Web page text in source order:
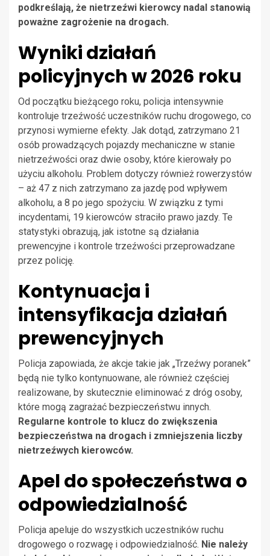
podkreślają, że nietrzeźwi kierowcy nadal stanowią
poważne zagrożenie na drogach.
Wyniki działań
policyjnych w 2026 roku
Od początku bieżącego roku, policja intensywnie
kontroluje trzeźwość uczestników ruchu drogowego, co
przynosi wymierne efekty. Jak dotąd, zatrzymano 21
osób prowadzących pojazdy mechaniczne w stanie
nietrzeźwości oraz dwie osoby, które kierowały po
użyciu alkoholu. Problem dotyczy również rowerzystów
– aż 47 z nich zatrzymano za jazdę pod wpływem
alkoholu, a 8 po jego spożyciu. W związku z tymi
incydentami, 19 kierowców straciło prawo jazdy. Te
statystyki obrazują, jak istotne są działania
prewencyjne i kontrole trzeźwości przeprowadzane
przez policję.
Kontynuacja i
intensyfikacja działań
prewencyjnych
Policja zapowiada, że akcje takie jak „Trzeźwy poranek”
będą nie tylko kontynuowane, ale również częściej
realizowane, by skutecznie eliminować z dróg osoby,
które mogą zagrażać bezpieczeństwu innych.
Regularne kontrole to klucz do zwiększenia
bezpieczeństwa na drogach i zmniejszenia liczby
nietrzeźwych kierowców.
Apel do społeczeństwa o
odpowiedzialność
Policja apeluje do wszystkich uczestników ruchu
drogowego o rozwagę i odpowiedzialność. Nie należy